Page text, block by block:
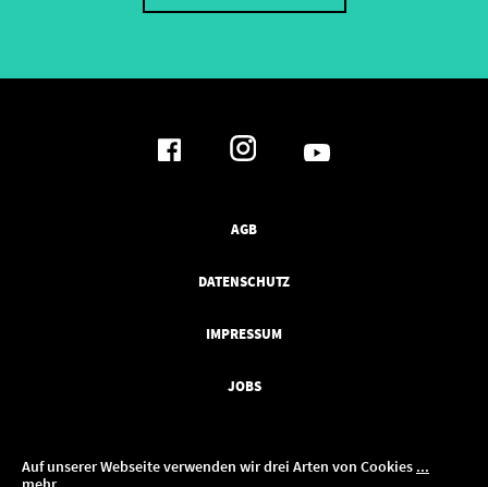
Auf unserer Webseite verwenden wir drei Arten von Cookies ...
AGB
DATENSCHUTZ
IMPRESSUM
JOBS